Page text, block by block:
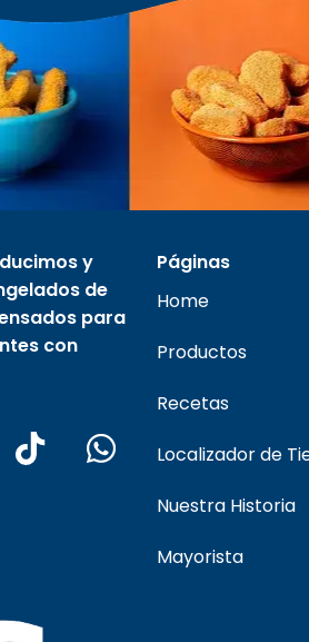
y
de
para
con
Páginas
Home
Productos
Recetas
Localizador de
Nuestra Historia
Mayorista